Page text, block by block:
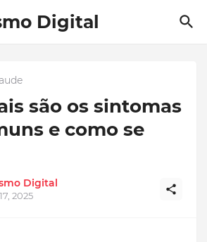
Digital
são os sintomas
e como se
Digital
2025